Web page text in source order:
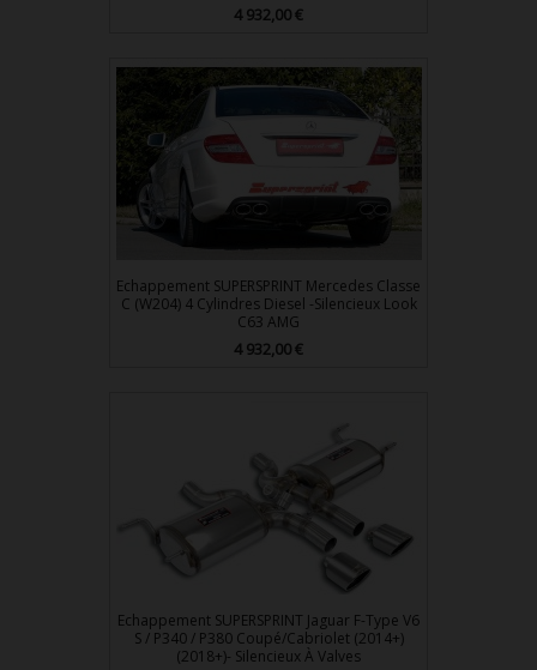
Prix
4 932,00 €
Echappement SUPERSPRINT Mercedes Classe
C (W204) 4 Cylindres Diesel -Silencieux Look
C63 AMG
Prix
4 932,00 €
Echappement SUPERSPRINT Jaguar F-Type V6
S / P340 / P380 Coupé/Cabriolet (2014+)
(2018+)- Silencieux À Valves